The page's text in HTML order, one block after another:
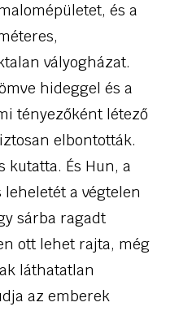
és a
vályogházat.
hideggel és a
tényezőként létező
elbontották.
kutatta. És Hun, a
a végtelen
sárba ragadt
ott lehet rajta, még
láthatatlan
az emberek